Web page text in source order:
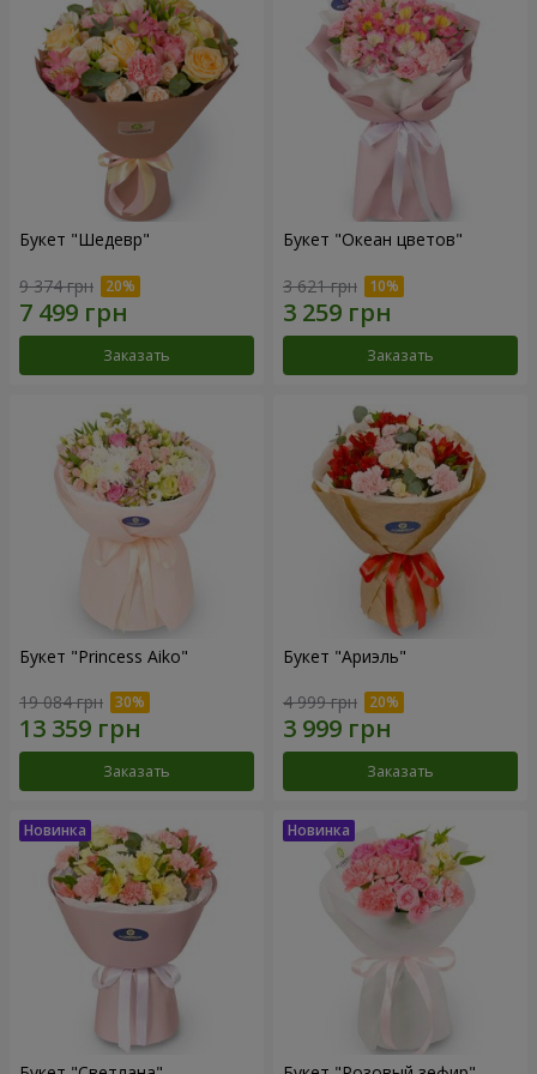
Букет "Шедевр"
9 374 грн
Заказать
Букет "Океан цветов"
3 621 грн
Заказать
Букет "Princess Aiko"
19 084 грн
Заказать
Букет "Ариэль"
4 999 грн
Заказать